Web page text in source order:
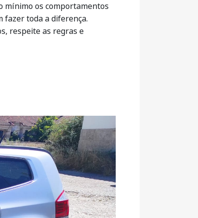
mínimo os comportamentos
fazer toda a diferença.
respeite as regras e